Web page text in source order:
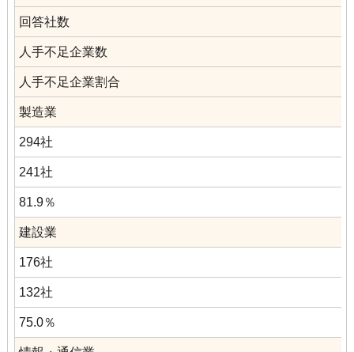
回答社数
人手不足企業数
人手不足企業割合
製造業
294社
241社
81.9％
建設業
176社
132社
75.0％